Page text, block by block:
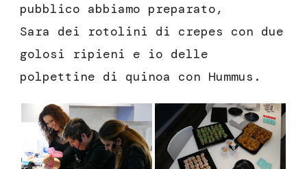
pubblico abbiamo preparato,
Sara dei rotolini di crepes con due
golosi ripieni e io delle
polpettine di quinoa con Hummus.